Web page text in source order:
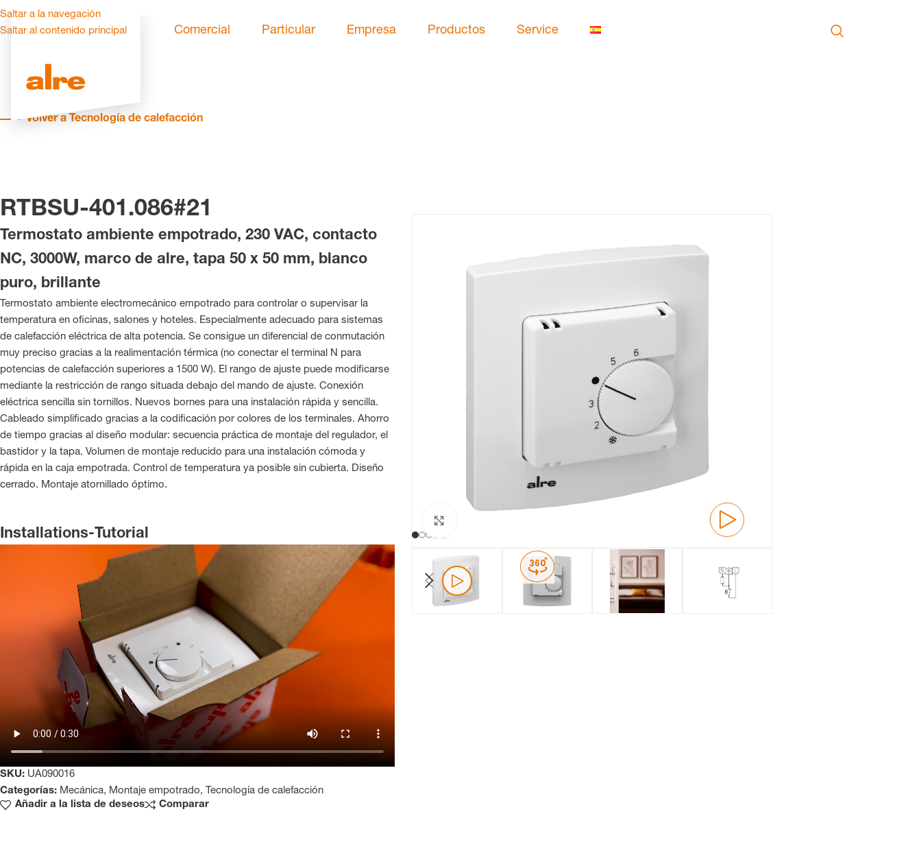
Saltar a la navegación
Saltar al contenido principal
Comercial Particular Empresa Productos
Montaje empotrado
Service
Volver a Tecnología de calefacción
RTBSU-401.086#21
Termostato ambiente empotrado, 230 VAC, contacto
NC, 3000W, marco de alre, tapa 50 x 50 mm, blanco
puro, brillante
Termostato ambiente electromecánico empotrado para controlar o supervisar la
temperatura en oficinas, salones y hoteles. Especialmente adecuado para sistemas
de calefacción eléctrica de alta potencia. Se consigue un diferencial de conmutación
muy preciso gracias a la realimentación térmica (no conectar el terminal N para
potencias de calefacción superiores a 1500 W). El rango de ajuste puede modificarse
mediante la restricción de rango situada debajo del mando de ajuste. Conexión
eléctrica sencilla sin tornillos. Nuevos bornes para una instalación rápida y sencilla.
Cableado simplificado gracias a la codificación por colores de los terminales. Ahorro
de tiempo gracias al diseño modular: secuencia práctica de montaje del regulador, el
bastidor y la tapa. Volumen de montaje reducido para una instalación cómoda y
rápida en la caja empotrada. Control de temperatura ya posible sin cubierta. Diseño
cerrado. Montaje atornillado óptimo.
Installations-Tutorial
SKU: UA090016
Categorías: Mecánica, Montaje empotrado, Tecnología de calefacción
Añadir a la lista de deseos
Comparar